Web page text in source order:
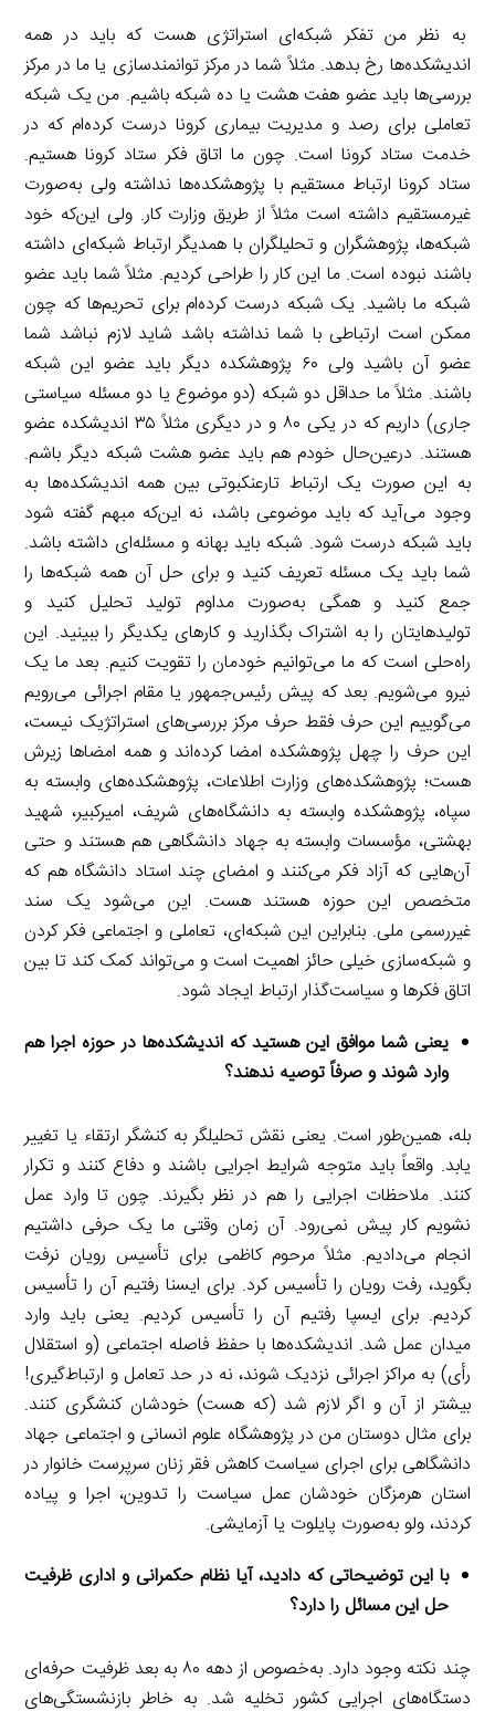
به نظر من تفکر شبکه‌ای استراتژی هست که باید در همه
اندیشکده‌ها رخ بدهد. مثلاً شما در مرکز توانمندسازی یا ما در مرکز
بررسی‌ها باید عضو هفت هشت یا ده شبکه باشیم. من یک شبکه
تعاملی برای رصد و مدیریت بیماری کرونا درست کرده‌ام که در
خدمت ستاد کرونا است. چون ما اتاق فکر ستاد کرونا هستیم.
ستاد کرونا ارتباط مستقیم با پژوهشکده‌ها نداشته ولی به‌صورت
غیرمستقیم داشته است مثلاً از طریق وزارت کار. ولی این‌که خود
شبکه‌ها، پژوهشگران و تحلیلگران با همدیگر ارتباط شبکه‌ای داشته
باشند نبوده است. ما این کار را طراحی کردیم. مثلاً شما باید عضو
شبکه ما باشید. یک شبکه درست کرده‌ام برای تحریم‌ها که چون
ممکن است ارتباطی با شما نداشته باشد شاید لازم نباشد شما
عضو آن باشید ولی ۶۰ پژوهشکده دیگر باید عضو این شبکه
باشند. مثلاً ما حداقل دو شبکه (دو موضوع یا دو مسئله سیاستی
جاری) داریم که در یکی ۸۰ و در دیگری مثلاً ۳۵ اندیشکده عضو
هستند. درعین‌حال خودم هم باید عضو هشت شبکه دیگر باشم.
به این صورت یک ارتباط تارعنکبوتی بین همه اندیشکده‌ها به
وجود می‌آید که باید موضوعی باشد، نه این‌که مبهم گفته شود
باید شبکه درست شود. شبکه باید بهانه و مسئله‌ای داشته باشد.
شما باید یک مسئله تعریف کنید و برای حل آن همه شبکه‌ها را
جمع کنید و همگی به‌صورت مداوم تولید تحلیل کنید و
تولیدهایتان را به اشتراک بگذارید و کارهای یکدیگر را ببینید. این
راه‌حلی است که ما می‌توانیم خودمان را تقویت کنیم. بعد ما یک
نیرو می‌شویم. بعد که پیش رئیس‌جمهور یا مقام اجرائی می‌رویم
می‌گوییم این حرف فقط حرف مرکز بررسی‌های استراتژیک نیست،
این حرف را چهل پژوهشکده امضا کرده‌اند و همه امضاها زیرش
هست؛ پژوهشکده‌های وزارت اطلاعات، پژوهشکده‌های وابسته به
سپاه، پژوهشکده وابسته به دانشگاه‌های شریف، امیرکبیر، شهید
بهشتی، مؤسسات وابسته به جهاد دانشگاهی هم هستند و حتی
آن‌هایی که آزاد فکر می‌کنند و امضای چند استاد دانشگاه هم که
متخصص این حوزه هستند هست. این می‌شود یک سند
غیررسمی ملی. بنابراین این شبکه‌ای، تعاملی و اجتماعی فکر کردن
و شبکه‌سازی خیلی حائز اهمیت است و می‌تواند کمک کند تا بین
اتاق فکرها و سیاست‌گذار ارتباط ایجاد شود.
یعنی شما موافق این هستید که اندیشکده‌ها در حوزه اجرا هم
وارد شوند و صرفاً توصیه ندهند؟
بله، همین‌طور است. یعنی نقش تحلیلگر به کنشگر ارتقاء یا تغییر
یابد. واقعاً باید متوجه شرایط اجرایی باشند و دفاع کنند و تکرار
کنند. ملاحظات اجرایی را هم در نظر بگیرند. چون تا وارد عمل
نشویم کار پیش نمی‌رود. آن زمان وقتی ما یک حرفی داشتیم
انجام می‌دادیم. مثلاً مرحوم کاظمی برای تأسیس رویان نرفت
بگوید، رفت رویان را تأسیس کرد. برای ایسنا رفتیم آن را تأسیس
کردیم. برای ایسپا رفتیم آن را تأسیس کردیم. یعنی باید وارد
میدان عمل شد. اندیشکده‌ها با حفظ فاصله اجتماعی (و استقلال
رأی) به مراکز اجرائی نزدیک شوند، نه در حد تعامل و ارتباط‌گیری!
بیشتر از آن و اگر لازم شد (که هست) خودشان کنشگری کنند.
برای مثال دوستان من در پژوهشگاه علوم انسانی و اجتماعی جهاد
دانشگاهی برای اجرای سیاست کاهش فقر زنان سرپرست خانوار در
استان هرمزگان خودشان عمل سیاست را تدوین، اجرا و پیاده
کردند، ولو به‌صورت پایلوت یا آزمایشی.
با این توضیحاتی که دادید، آیا نظام حکمرانی و اداری ظرفیت
حل این مسائل را دارد؟
چند نکته وجود دارد. به‌خصوص از دهه ۸۰ به بعد ظرفیت حرفه‌ای
دستگاه‌های اجرایی کشور تخلیه شد. به خاطر بازنشستگی‌های